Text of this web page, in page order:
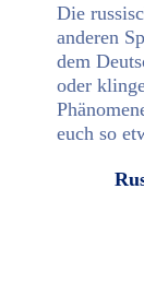
Die
anderen
dem
oder
euch so